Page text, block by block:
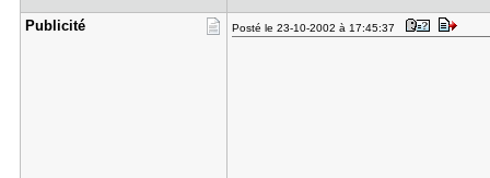
Publicité Posté le 23-10-2002 à 17:45:37